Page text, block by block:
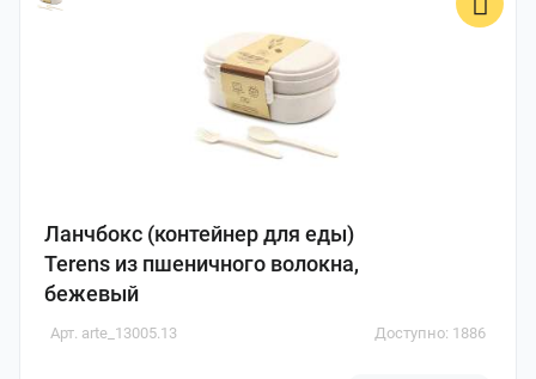
Ланчбокс (контейнер для еды)
Terens из пшеничного волокна,
бежевый
Арт. arte_13005.13 Доступно: 1886